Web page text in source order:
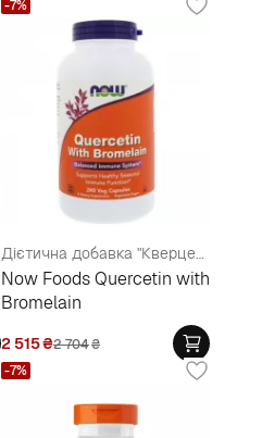
Дієтична добавка "Кверцетин з бромелайном" (імуномодулююча та антиоксидантна дія)
Now Foods Quercetin with
Bromelain
2 515₴2 704₴
-7%
-7%